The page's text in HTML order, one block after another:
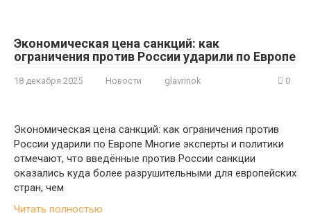
Экономическая цена санкций: как
ограничения против России ударили по Европе
18 декабря 2025 Новости glavrinok 0
Экономическая цена санкций: как ограничения против
России ударили по Европе Многие эксперты и политики
отмечают, что введённые против России санкции
оказались куда более разрушительными для европейских
стран, чем
Читать полностью